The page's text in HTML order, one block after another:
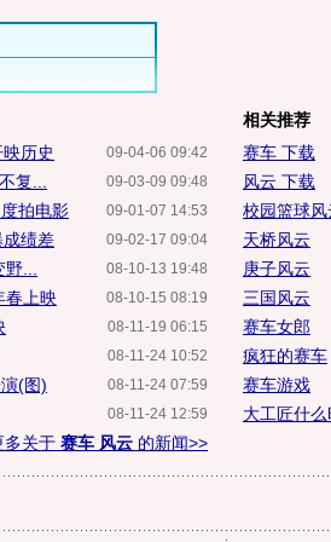
09-04-06 09:42
历史
09-03-09 09:48
复...
09-01-07 14:53
拍电影
09-02-17 09:04
绩差
08-10-13 19:48
...
08-10-15 08:19
春上映
08-11-19 06:15
08-11-24 10:52
08-11-24 07:59
(图)
08-11-24 12:59
多关于 赛车 风云 的新闻>>
相关推荐
赛车 下载
风云 下载
校园篮球风
天桥风云
庚子风云
三国风云
赛车女郎
疯狂的赛车
赛车游戏
大工匠什